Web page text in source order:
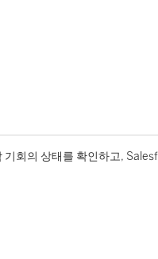
회의 상태를 확인하고,